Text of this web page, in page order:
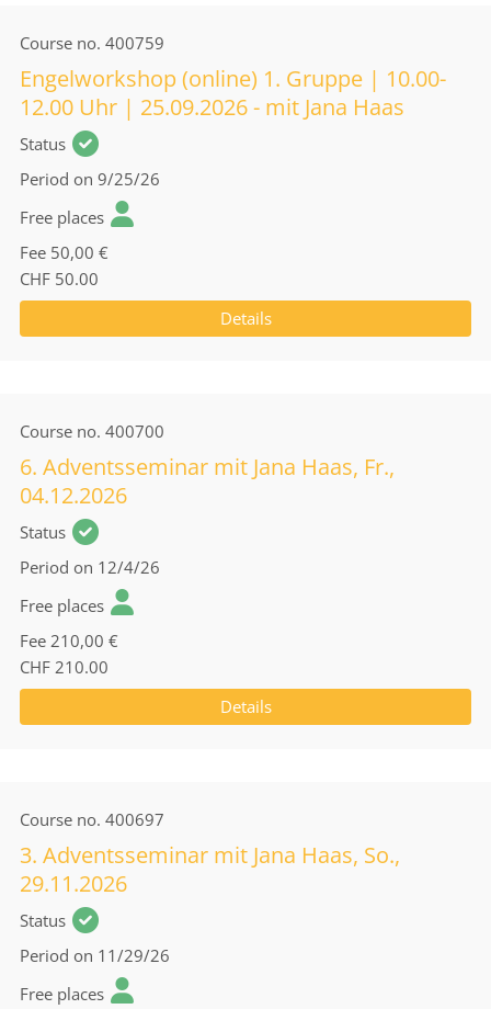
Course no. 400759
Engelworkshop (online) 1. Gruppe | 10.00-
12.00 Uhr | 25.09.2026 - mit Jana Haas
Status
Period on 9/25/26
Free places
Fee 50,00 €
CHF 50.00
Details
Course no. 400700
6. Adventsseminar mit Jana Haas, Fr.,
04.12.2026
Status
Period on 12/4/26
Free places
Fee 210,00 €
CHF 210.00
Details
Course no. 400697
3. Adventsseminar mit Jana Haas, So.,
29.11.2026
Status
Period on 11/29/26
Free places